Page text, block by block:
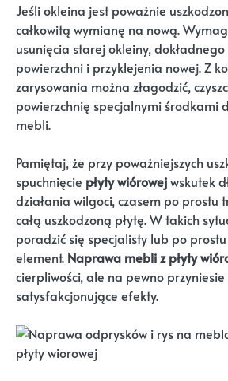
Jeśli okleina jest poważnie
całkowitą wymianę na nową.
usunięcia starej okleiny, dokładnego
powierzchni i przyklejenia nowej. Z
zarysowania można złagodzić,
powierzchnię specjalnymi środkami
mebli.
Pamiętaj, że przy poważniejszych
spuchnięcie płyty wiórowejwskutek
działania wilgoci, czasem po prostu
całą uszkodzoną płytę. W takich
poradzić się specjalisty lub po
element. Naprawa mebli z płyty
cierpliwości, ale na pewno przyniesie
satysfakcjonujące efekty.